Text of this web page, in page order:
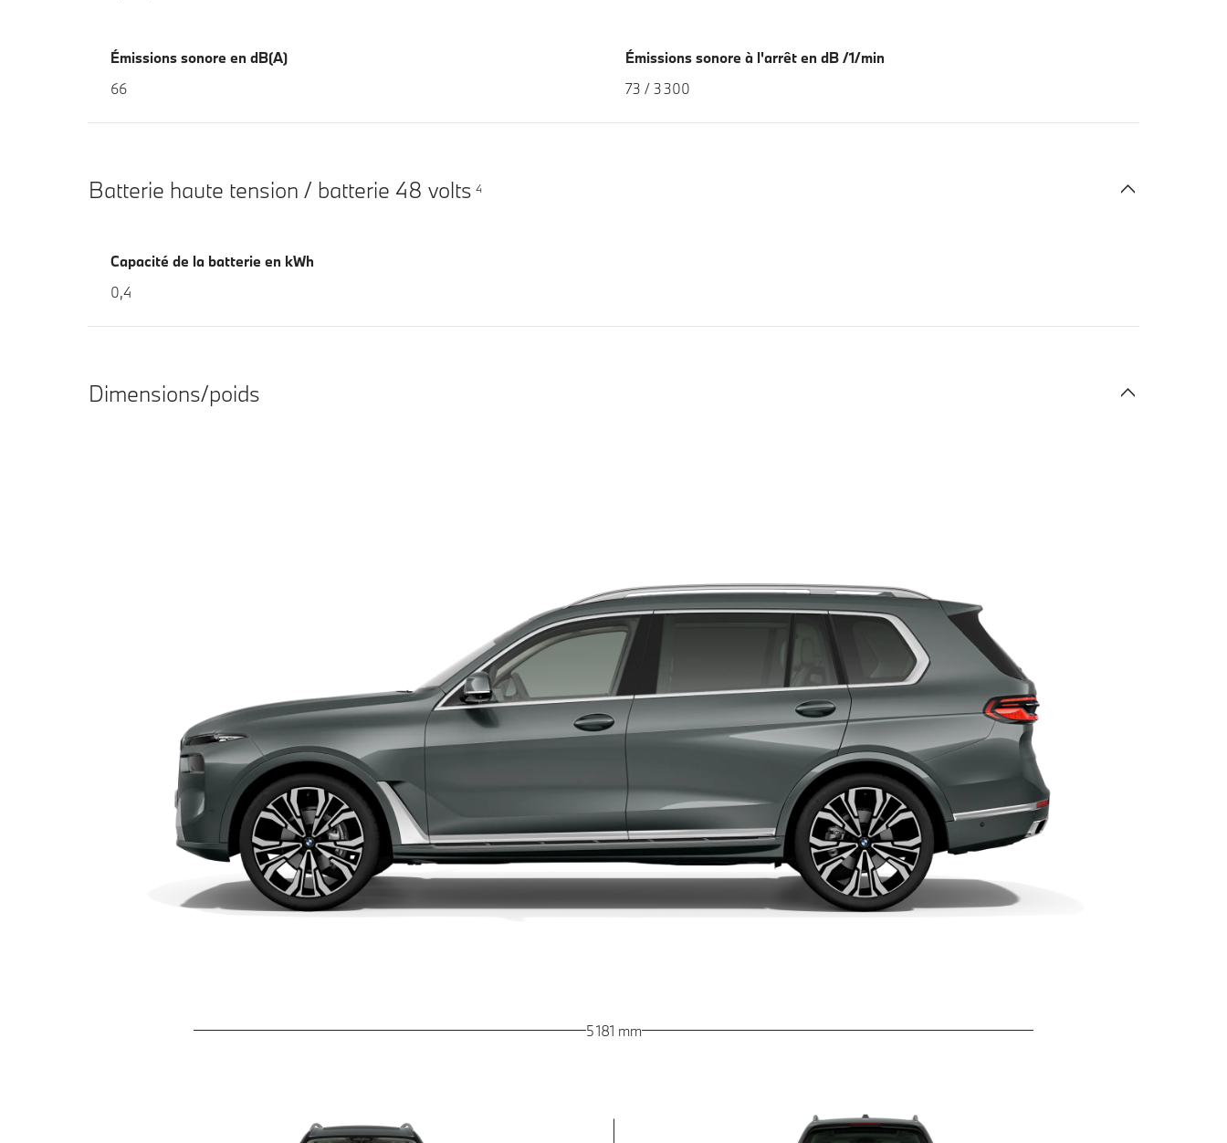
Émissions sonore en dB(A)
66
Émissions sonore à l'arrêt en dB /1/min
73 / 3 300
Batterie haute tension / batterie 48 volts 4
Capacité de la batterie en kWh
0,4
Dimensions/poids
5 181 mm